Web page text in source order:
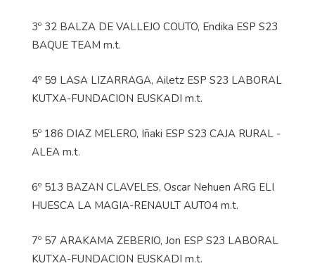
3º 32 BALZA DE VALLEJO COUTO, Endika ESP S23
BAQUE TEAM m.t.
4º 59 LASA LIZARRAGA, Ailetz ESP S23 LABORAL
KUTXA-FUNDACION EUSKADI m.t.
5º 186 DIAZ MELERO, Iñaki ESP S23 CAJA RURAL -
ALEA m.t.
6º 513 BAZAN CLAVELES, Oscar Nehuen ARG ELI
HUESCA LA MAGIA-RENAULT AUTO4 m.t.
7º 57 ARAKAMA ZEBERIO, Jon ESP S23 LABORAL
KUTXA-FUNDACION EUSKADI m.t.